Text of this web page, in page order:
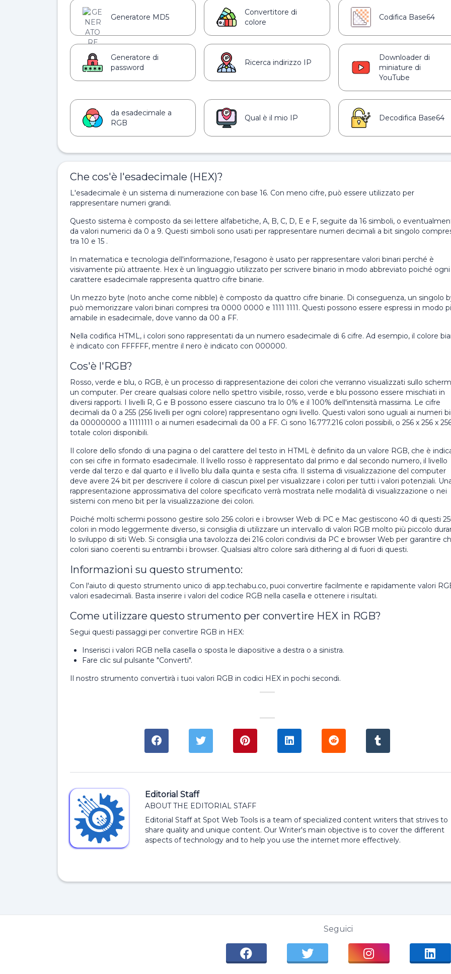
Generatore MD5
Convertitore di
colore
Codifica Base64
Generatore di
password
Ricerca indirizzo IP
Downloader di
miniature di
YouTube
da esadecimale a
RGB
Qual è il mio IP Decodifica Base64
Che cos'è l'esadecimale (HEX)?
L'esadecimale è un sistema di numerazione con base 16. Con meno cifre, può essere utilizzato per
rappresentare numeri grandi.
Questo sistema è composto da sei lettere alfabetiche, A, B, C, D, E e F, seguite da 16 simboli, o
da valori numerici da 0 a 9. Questi simboli sono usati per rappresentare numeri decimali a bit singolo
tra 10 e 15 .
In matematica e tecnologia dell'informazione, l'esagono è usato per rappresentare valori binari perché è
visivamente più attraente. Hex è un linguaggio utilizzato per scrivere binario in modo abbreviato poiché ogni
carattere esadecimale rappresenta quattro cifre binarie.
Un mezzo byte (noto anche come nibble) è composto da quattro cifre binarie. Di conseguenza, un singolo
può memorizzare valori binari compresi tra 0000 0000 e 1111 1111. Questi possono essere espressi in modo
amabile in esadecimale, dove vanno da 00 a FF.
Nella codifica HTML, i colori sono rappresentati da un numero esadecimale di 6 cifre. Ad esempio, il colore
è indicato con FFFFFF, mentre il nero è indicato con 000000.
Cos'è l'RGB?
Rosso, verde e blu, o RGB, è un processo di rappresentazione dei colori che verranno visualizzati sullo
un computer. Per creare qualsiasi colore nello spettro visibile, rosso, verde e blu possono essere mischiati in
diversi rapporti. I livelli R, G e B possono essere ciascuno tra lo 0% e il 100% dell'intensità massima. Le cifre
decimali da 0 a 255 (256 livelli per ogni colore) rappresentano ogni livello. Questi valori sono uguali ai numeri
da 00000000 a 11111111 o ai numeri esadecimali da 00 a FF. Ci sono 16.777.216 colori possibili, o 256 x 256 x
totale colori disponibili.
Il colore dello sfondo di una pagina o del carattere del testo in HTML è definito da un valore RGB, che è
con sei cifre in formato esadecimale. Il livello rosso è rappresentato dal primo e dal secondo numero, il livello
verde dal terzo e dal quarto e il livello blu dalla quinta e sesta cifra. Il sistema di visualizzazione del computer
deve avere 24 bit per descrivere il colore di ciascun pixel per visualizzare i colori per tutti i valori potenziali.
rappresentazione approssimativa del colore specificato verrà mostrata nelle modalità di visualizzazione o nei
sistemi con meno bit per la visualizzazione dei colori.
Poiché molti schermi possono gestire solo 256 colori e i browser Web di PC e Mac gestiscono 40 di questi
colori in modo leggermente diverso, si consiglia di utilizzare un intervallo di valori RGB molto più piccolo
lo sviluppo di siti Web. Si consiglia una tavolozza dei 216 colori condivisi da PC e browser Web per garantire
colori siano coerenti su entrambi i browser. Qualsiasi altro colore sarà dithering al di fuori di questi.
Informazioni su questo strumento:
Con l'aiuto di questo strumento unico di app.techabu.co, puoi convertire facilmente e rapidamente valori
valori esadecimali. Basta inserire i valori del codice RGB nella casella e ottenere i risultati.
Come utilizzare questo strumento per convertire HEX in RGB?
Segui questi passaggi per convertire RGB in HEX:
Inserisci i valori RGB nella casella o sposta le diapositive a destra o a sinistra.
Fare clic sul pulsante "Converti".
Il nostro strumento convertirà i tuoi valori RGB in codici HEX in pochi secondi.
Editorial Staff
ABOUT THE EDITORIAL STAFF
Editorial Staff at Spot Web Tools is a team of specialized content writers that strives to
share quality and unique content. Our Writer's main objective is to cover the different
aspects of technology and to help you use the internet more effectively.
Seguici